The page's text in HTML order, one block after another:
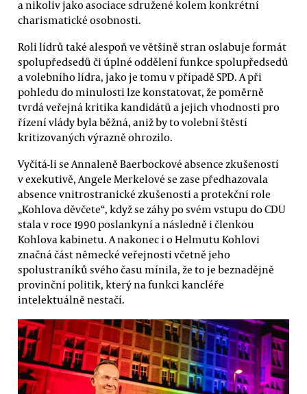
a nikoliv jako asociace sdružené kolem konkrétní
charismatické osobnosti.
Roli lídrů také alespoň ve většině stran oslabuje formát
spolupředsedů či úplné oddělení funkce spolupředsedů
a volebního lídra, jako je tomu v případě SPD. A při
pohledu do minulosti lze konstatovat, že poměrně
tvrdá veřejná kritika kandidátů a jejich vhodnosti pro
řízení vlády byla běžná, aniž by to volební štěstí
kritizovaných výrazně ohrozilo.
Vyčítá-li se Annaleně Baerbockové absence zkušeností
v exekutivě, Angele Merkelové se zase předhazovala
absence vnitrostranické zkušenosti a protekční role
„Kohlova děvčete“, když se záhy po svém vstupu do CDU
stala v roce 1990 poslankyní a následně i členkou
Kohlova kabinetu. A nakonec i o Helmutu Kohlovi
značná část německé veřejnosti včetně jeho
spolustraníků svého času mínila, že to je beznadějně
provinční politik, který na funkci kancléře
intelektuálně nestačí.